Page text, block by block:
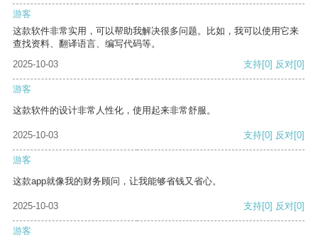
游客
这款软件非常实用，可以帮助我解决很多问题。比如，我可以使用它来
查找资料、翻译语言、编写代码等。
2025-10-03
支持[0] 反对[0]
游客
这款软件的设计非常人性化，使用起来非常舒服。
2025-10-03 支持[0] 反对[0]
游客
这款app就像我的财务顾问，让我能够省钱又省心。
2025-10-03 支持[0] 反对[0]
游客